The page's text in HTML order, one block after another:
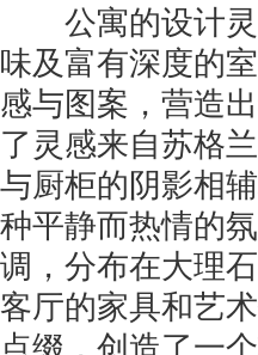
公寓的设计灵
味及富有深度的
感与图案，营造
了灵感来自苏格
与厨柜的阴影相
种平静而热情的
调，分布在大理
客厅的家具和艺
点缀，创造了一